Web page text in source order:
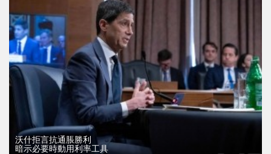
沃什拒言抗通脹勝利
暗示必要時動用利率工具